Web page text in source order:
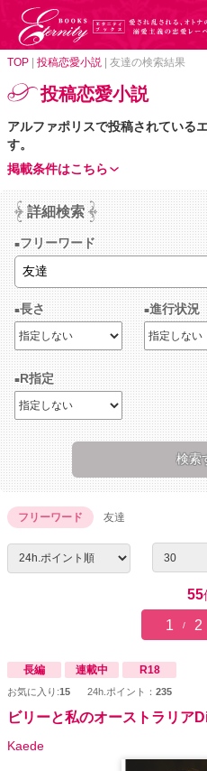
TOP 投稿恋愛小説 友達の検索結果
投稿恋愛小説
アルファポリスで投稿されている
す。
掲載条件はこちら
詳細検索
フリーワード
長さ 進行状況
R指定
フリーワード 友達
55
1 / 2
長編 連載中 R18
お気に入り:15 24h.ポイント： 235
ビリーと私のオーストラリア
Kaede